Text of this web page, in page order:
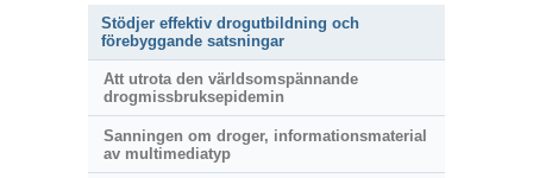
Stödjer effektiv drogutbildning och
förebyggande satsningar
Att utrota den världsomspännande
drogmissbruksepidemin
Sanningen om droger, informationsmaterial
av multimediatyp